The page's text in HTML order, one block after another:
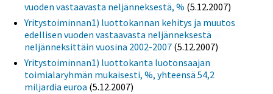
vuoden vastaavasta neljänneksestä, % (5.12.2007)
Yritystoiminnan1) luottokannan kehitys ja muutos
edellisen vuoden vastaavasta neljänneksestä
neljänneksittäin vuosina 2002-2007 (5.12.2007)
Yritystoiminnan1) luottokanta luotonsaajan
toimialaryhmän mukaisesti, %, yhteensä 54,2
miljardia euroa (5.12.2007)